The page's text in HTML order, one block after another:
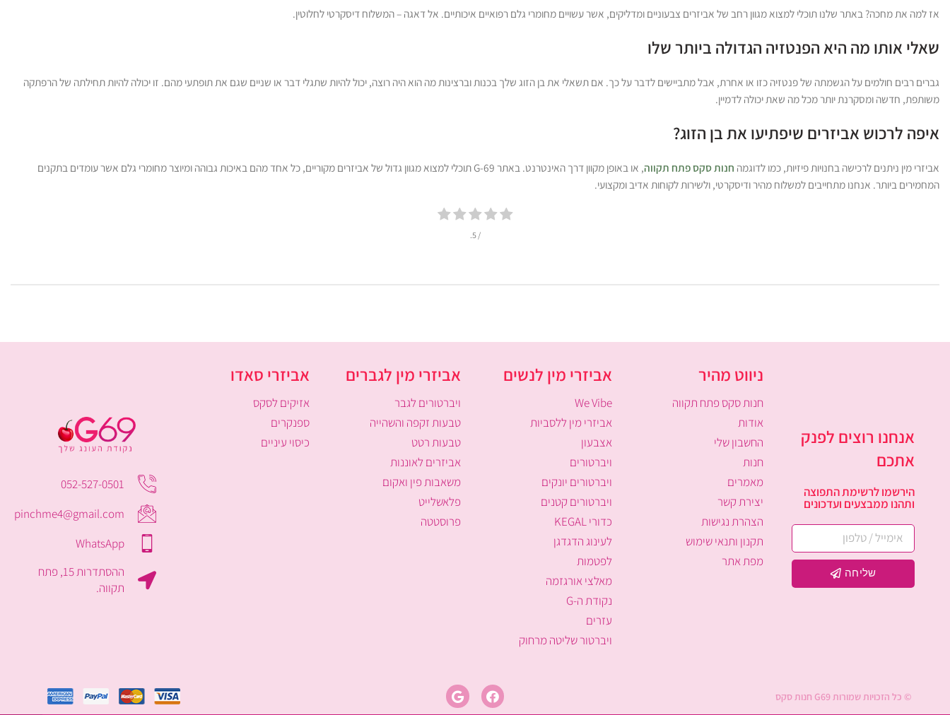
אז למה את מחכה? באתר שלנו תוכלי למצוא מגוון רחב של אביזרים צבעוניים ומדליקים, אשר עשויים מחומרי גלם רפואיים איכותיים. אל דאגה – המשלוח דיסקרטי לחלוטין.
שאלי אותו מה היא הפנטזיה הגדולה ביותר שלו
גברים רבים חולמים על הגשמתה של פנטזיה כזו או אחרת, אבל מתביישים לדבר על כך. אם תשאלי את בן הזוג שלך בכנות וברצינות מה הוא היה רוצה, יכול להיות שתגלי דבר או שניים שגם את תופתעי מהם. זו יכולה להיות תחילתה של הרפתקה
משותפת, חדשה ומסקרנת יותר מכל מה שאת יכולה לדמיין.
איפה לרכוש אביזרים שיפתיעו את בן הזוג?
אביזרי מין ניתנים לרכישה בחנויות פיזיות, כמו לדוגמה חנות סקס פתח תקווה
, או באופן מקוון דרך האינטרנט. באתר G-69 תוכלי למצוא מגוון גדול של אביזרים מקוריים, כל אחד מהם באיכות גבוהה ומיוצר מחומרי גלם אשר עומדים בתקנים
המחמירים ביותר. אנחנו מתחייבים למשלוח מהיר ודיסקרטי, ולשירות לקוחות אדיב ומקצועי.
/ 5.
אנחנו רוצים לפנק
אתכם
הירשמו לרשימת התפוצה
ותהנו ממבצעים ועדכונים
שליחה
ניווט מהיר
חנות סקס פתח תקווה
אודות
החשבון שלי
חנות
מאמרים
יצירת קשר
הצהרת נגישות
תקנון ותנאי שימוש
מפת אתר
אביזרי מין לנשים
We Vibe
אביזרי מין ללסביות
אצבעון
ויברטורים
ויברטורים יונקים
ויברטורים קטנים
כדורי KEGAL
לעינוג הדגדגן
לפטמות
מאלצי אורגזמה
נקודת ה-G
עזרים
ויברטור שליטה מרחוק
אביזרי מין לגברים
ויברטורים לגבר
טבעות זקפה והשהייה
טבעות רטט
אביזרים לאוננות
משאבות פין ואקום
פלאשלייט
פרוסטטה
אביזרי סאדו
אזיקים לסקס
ספנקרים
כיסוי עיניים
052-527-0501
pinchme4@gmail.com
WhatsApp
ההסתדרות 15, פתח
תקווה.
© כל הזכויות שמורות G69 חנות סקס